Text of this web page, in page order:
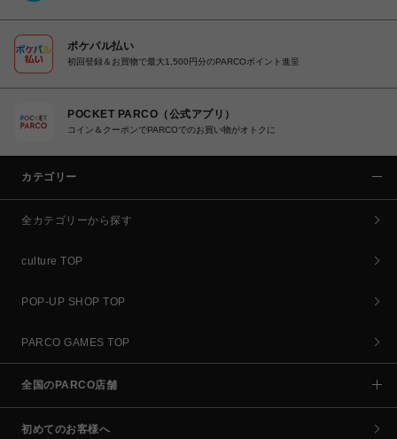
ポケパル払い
初回登録＆お買物で最大1,500円分のPARCOポイント進呈
POCKET PARCO（公式アプリ）
コイン＆クーポンでPARCOでのお買い物がオトクに
カテゴリー
全カテゴリーから探す
culture TOP
POP-UP SHOP TOP
PARCO GAMES TOP
全国のPARCO店舗
初めてのお客様へ